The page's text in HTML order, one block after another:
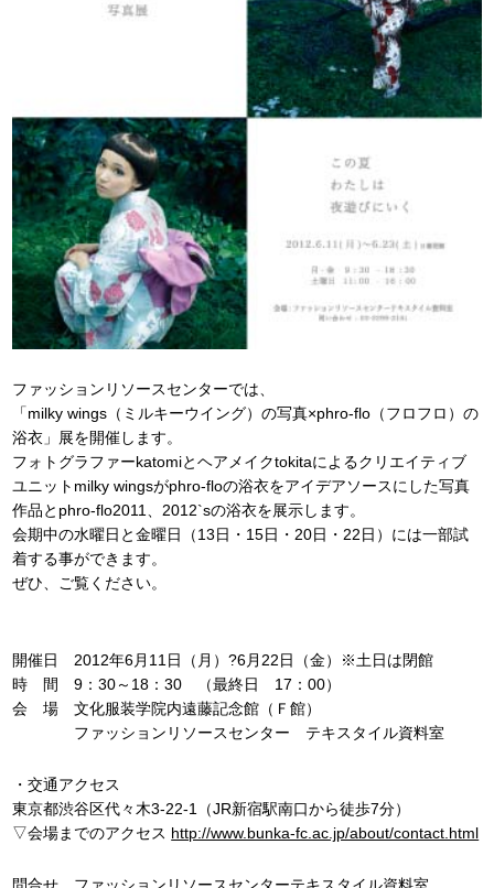
ファッションリソースセンターでは、
「milky wings（ミルキーウイング）の写真×phro-flo（フロフロ）の
浴衣」展を開催します。
フォトグラファーkatomiとヘアメイクtokitaによるクリエイティブ
ユニットmilky wingsがphro-floの浴衣をアイデアソースにした写真
作品とphro-flo2011、2012`sの浴衣を展示します。
会期中の水曜日と金曜日（13日・15日・20日・22日）には一部試
着する事ができます。
ぜひ、ご覧ください。
開催日 2012年6月11日（月）?6月22日（金）※土日は閉館
時 間 9：30～18：30 （最終日 17：00）
会 場 文化服装学院内遠藤記念館（Ｆ館）
ファッションリソースセンター テキスタイル資料室
・交通アクセス
東京都渋谷区代々木3-22-1（JR新宿駅南口から徒歩7分）
▽会場までのアクセス http://www.bunka-fc.ac.jp/about/contact.html